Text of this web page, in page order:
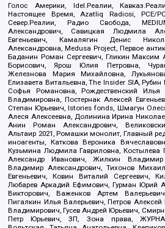
Голос Америки, Idel.Реалии,
Настоящее Время, Azatliq Radiosi, PCE/
Север.Реалии, Радио Свобода,
Александрович, Савицкая Людмила
Евгеньевич, Камалягин Денис
Александровна, Medusa Project, Первое
Баданин Роман Сергеевич, Гликин Максим
Борисович, Ярош Юлия Петровна,
Железнова Мария Михайловна,
Елизавета Витальевна, The Insider SIA,
Софья Романовна, Рождественский Илья
Владимировна, Постернак Алексей
Степан Юрьевич, Istories fonds, Шмагун
Алеся Алексеевна, Долинина Ирина
Анин Роман Александрович,
Альтаир 2021, Ромашки монолит, Главный
иноагенты, Каткова Вероника
Кузьмина Людмила Гавриловна,
Александр Иванович, Жилкин
Владимир Александрович, Тихонов
Евгеньевич, Ковин Виталий Сергеевич,
Любарев Аркадий Ефимович, Гурман Юрий
Викторович, Важенков Артем
Пигалкин Илья Валерьевич, Петров
Владимирович, Гусев Андрей Юрьевич,
Петр Юрьевич, ЗП, Зона права,